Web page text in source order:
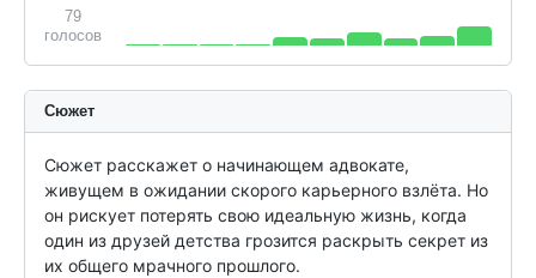
79
голосов
Сюжет
Сюжет расскажет о начинающем адвокате,
живущем в ожидании скорого карьерного взлёта. Но
он рискует потерять свою идеальную жизнь, когда
один из друзей детства грозится раскрыть секрет из
их общего мрачного прошлого.